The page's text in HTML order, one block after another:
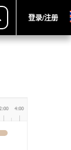
登录/注册